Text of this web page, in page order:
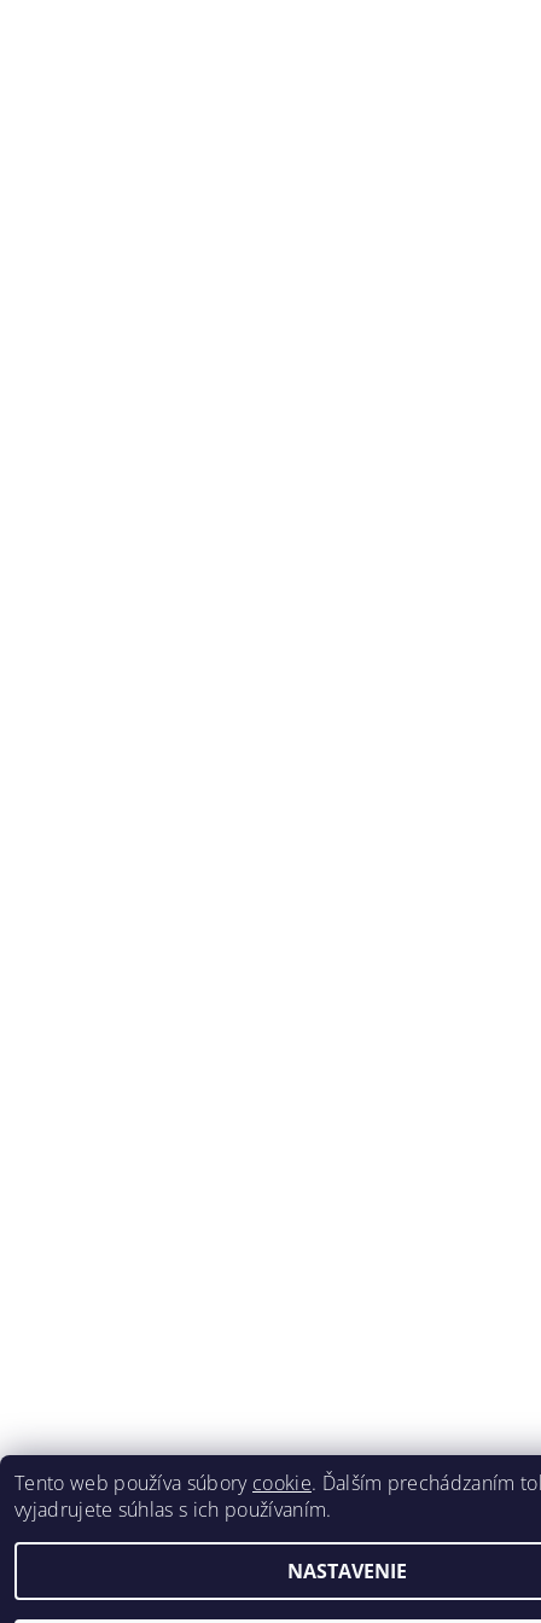
Tento web používa súbory cookie. Ďalším prechádzaním
vyjadrujete súhlas s ich používaním.
NASTAVENIE